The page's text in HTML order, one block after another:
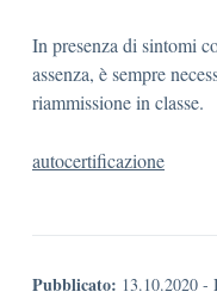
In presenza di sintomi
assenza, è sempre
riammissione in classe.
autocertificazione
Pubblicato: 13.10.2020 -